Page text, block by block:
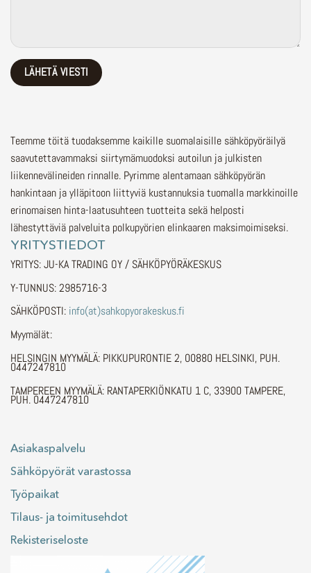
Teemme töitä tuodaksemme kaikille suomalaisille sähköpyöräilyä
saavutettavammaksi siirtymämuodoksi autoilun ja julkisten
liikennevälineiden rinnalle. Pyrimme alentamaan sähköpyörän
hankintaan ja ylläpitoon liittyviä kustannuksia tuomalla markkinoille
erinomaisen hinta-laatusuhteen tuotteita sekä helposti
lähestyttäviä palveluita polkupyörien elinkaaren maksimoimiseksi.
YRITYSTIEDOT
YRITYS: JU-KA TRADING OY / SÄHKÖPYÖRÄKESKUS
Y-TUNNUS: 2985716-3
SÄHKÖPOSTI: info(at)sahkopyorakeskus.fi
Myymälät:
HELSINGIN MYYMÄLÄ: PIKKUPURONTIE 2, 00880 HELSINKI, PUH.
0447247810
TAMPEREEN MYYMÄLÄ: RANTAPERKIÖNKATU 1 C, 33900 TAMPERE,
PUH. 0447247810
Asiakaspalvelu
Sähköpyörät varastossa
Työpaikat
Tilaus- ja toimitusehdot
Rekisteriseloste